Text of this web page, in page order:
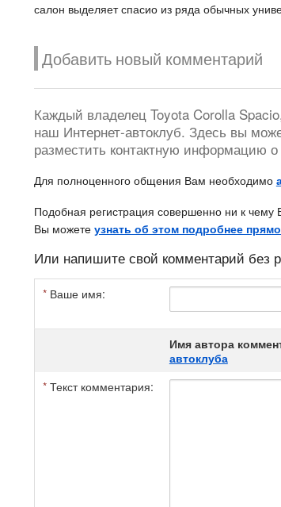
салон выделяет спасио из ряда обычных
Добавить новый комментарий
Каждый владелец Toyota Corolla
наш Интернет-автоклуб. Здесь вы
разместить контактную информацию
Для полноценного общения Вам необходимо
Подобная регистрация совершенно ни к
Вы можете узнать об этом подробнее
Или напишите свой комментарий без
*Ваше имя:
Имя автора
автоклуба
*Текст комментария: